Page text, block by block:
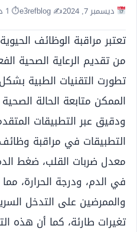
ديسمبر 7, 2024 ✍️ e3refblog ⏱ 1 دقيقة قراءة
تعتبر مراقبة الوظائف
من تقديم الرعاية الصحية
تطورت التقنيات الطبية
الممكن متابعة الحالة
ودقيق عبر التطبيقات
التطبيقات في مراقبة
معدل ضربات القلب، ضغط
في الدم، ودرجة الحرارة،
والممرضين على التدخل
تغيرات طارئة، كما أن هذه